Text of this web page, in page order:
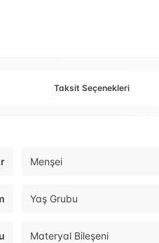
Taksit Seçenekleri
Menşei
Yaş Grubu
Materyal Bileşeni